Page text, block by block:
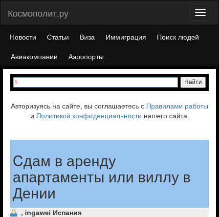
Космополит.ру
Новости Статьи Виза Иммиграция
Поиск людей
Авиакомпании
Аэропорты
Авторизуясь на сайте, вы соглашаетесь с Правилами работы
и Политикой конфиденциальности нашего сайта.
Cдам в аренду
апартаменты или виллу в
Дении
, ingawei Испания